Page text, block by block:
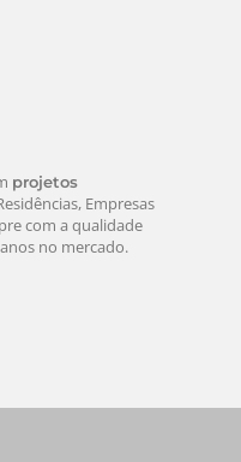
projetos
Empresas
com a qualidade
no mercado.